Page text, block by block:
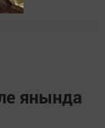
янында